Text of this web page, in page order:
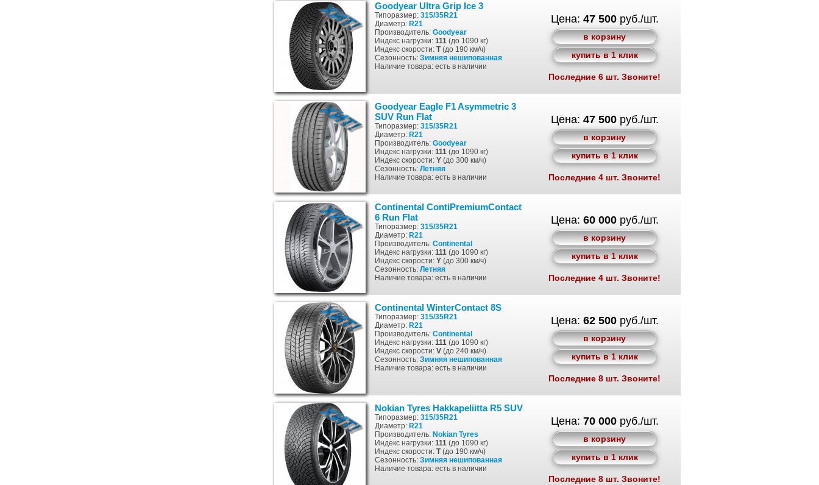
Goodyear Ultra Grip Ice 3
Типоразмер: 315/35R21
Диаметр: R21
Производитель: Goodyear
Индекс нагрузки: 111 (до 1090 кг)
Индекс скорости: T(до 190 км/ч)
Сезонность: Зимняя нешипованная
Наличие товара: есть в наличии
Цена: 47 500руб./шт.
в корзину
купить в 1 клик
Последние 6 шт. Звоните!
Goodyear Eagle F1 Asymmetric 3
SUV Run Flat
Типоразмер: 315/35R21
Диаметр: R21
Производитель: Goodyear
Индекс нагрузки: 111 (до 1090 кг)
Индекс скорости: Y (до 300 км/ч)
Сезонность: Летняя
Наличие товара: есть в наличии
Цена: 47 500руб./шт.
в корзину
купить в 1 клик
Последние 4 шт. Звоните!
Continental ContiPremiumContact
6 Run Flat
Типоразмер: 315/35R21
Диаметр: R21
Производитель: Continental
Индекс нагрузки: 111 (до 1090 кг)
Индекс скорости: Y (до 300 км/ч)
Сезонность: Летняя
Наличие товара: есть в наличии
Цена: 60 000руб./шт.
в корзину
купить в 1 клик
Последние 4 шт. Звоните!
Continental WinterContact 8S
Типоразмер: 315/35R21
Диаметр: R21
Производитель: Continental
Индекс нагрузки: 111 (до 1090 кг)
Индекс скорости: V (до 240 км/ч)
Сезонность: Зимняя нешипованная
Наличие товара: есть в наличии
Цена: 62 500руб./шт.
в корзину
купить в 1 клик
Последние 8 шт. Звоните!
Nokian Tyres Hakkapeliitta R5 SUV
Типоразмер: 315/35R21
Диаметр: R21
Производитель: Nokian Tyres
Индекс нагрузки: 111 (до 1090 кг)
Индекс скорости: T(до 190 км/ч)
Сезонность: Зимняя нешипованная
Наличие товара: есть в наличии
Цена: 70 000руб./шт.
в корзину
купить в 1 клик
Последние 8 шт. Звоните!